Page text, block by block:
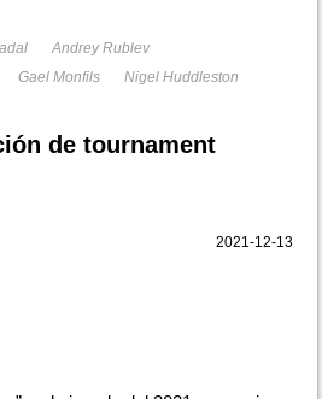
Andrey Rublev
Gael Monfils Nigel Huddleston
de tournament
2021-12-13